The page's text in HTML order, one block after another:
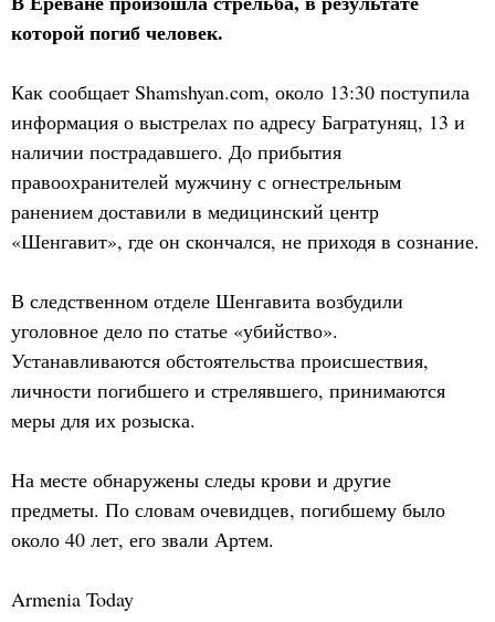
которой погиб человек.
Как сообщает Shamshyan.com, около 13:30 поступила
информация о выстрелах по адресу Багратуняц, 13 и
наличии пострадавшего. До прибытия
правоохранителей мужчину с огнестрельным
ранением доставили в медицинский центр
«Шенгавит», где он скончался, не приходя в сознание.
В следственном отделе Шенгавита возбудили
уголовное дело по статье «убийство».
Устанавливаются обстоятельства происшествия,
личности погибшего и стрелявшего, принимаются
меры для их розыска.
На месте обнаружены следы крови и другие
предметы. По словам очевидцев, погибшему было
около 40 лет, его звали Артем.
Armenia Today